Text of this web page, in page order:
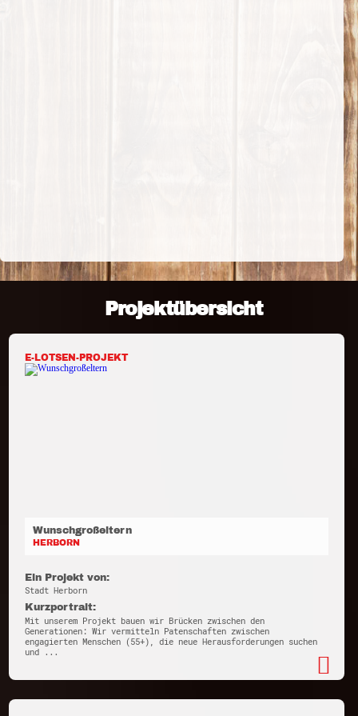
Projektübersicht
E-LOTSEN-PROJEKT
Wunschgroßeltern
HERBORN
Ein Projekt von:
Stadt Herborn
Kurzportrait:
Mit unserem Projekt bauen wir Brücken zwischen den
Generationen: Wir vermitteln Patenschaften zwischen
engagierten Menschen (55+), die neue Herausforderungen suchen
und ...